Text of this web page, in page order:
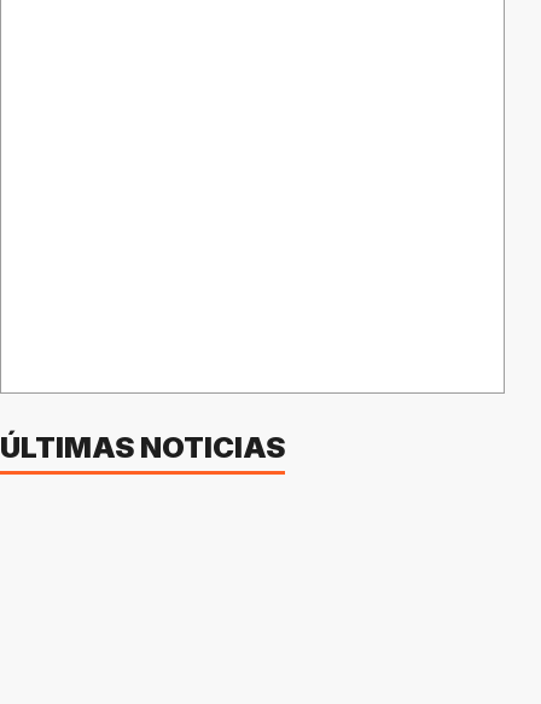
ÚLTIMAS NOTICIAS